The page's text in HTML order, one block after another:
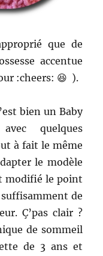
que de
accentue
:cheers: 😆 ).
bien un Baby
quelques
à fait le même
le modèle
modifié le point
de
Ç’pas clair ?
de sommeil
de 3 ans et